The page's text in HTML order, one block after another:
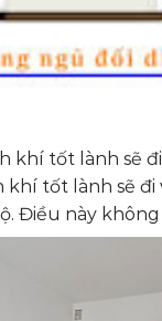
tốt lành sẽ
tốt lành sẽ
Điều này